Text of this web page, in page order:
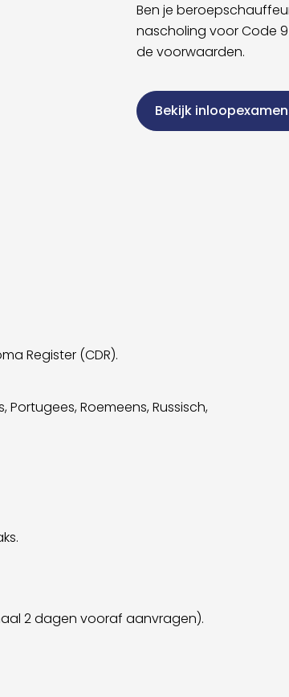
Ben je
nascholing voor Code
de voorwaarden.
Bekijk
Register (CDR).
Portugees, Roemeens, Russisch,
2 dagen vooraf aanvragen).